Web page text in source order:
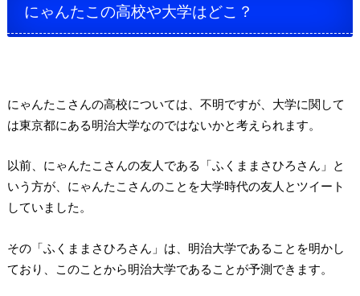
にゃんたこの高校や大学はどこ？
にゃんたこさんの高校については、不明ですが、大学に関して
は東京都にある明治大学なのではないかと考えられます。
以前、にゃんたこさんの友人である「ふくままさひろさん」と
いう方が、にゃんたこさんのことを大学時代の友人とツイート
していました。
その「ふくままさひろさん」は、明治大学であることを明かし
ており、このことから明治大学であることが予測できます。